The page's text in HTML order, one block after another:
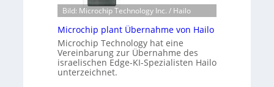
n
e
ü
b
e
Bild: Microchip Technology Inc. / Hailo
Microchip plant Übernahme von Hailo
Microchip Technology hat eine
Vereinbarung zur Übernahme des
israelischen Edge-KI-Spezialisten Hailo
unterzeichnet.